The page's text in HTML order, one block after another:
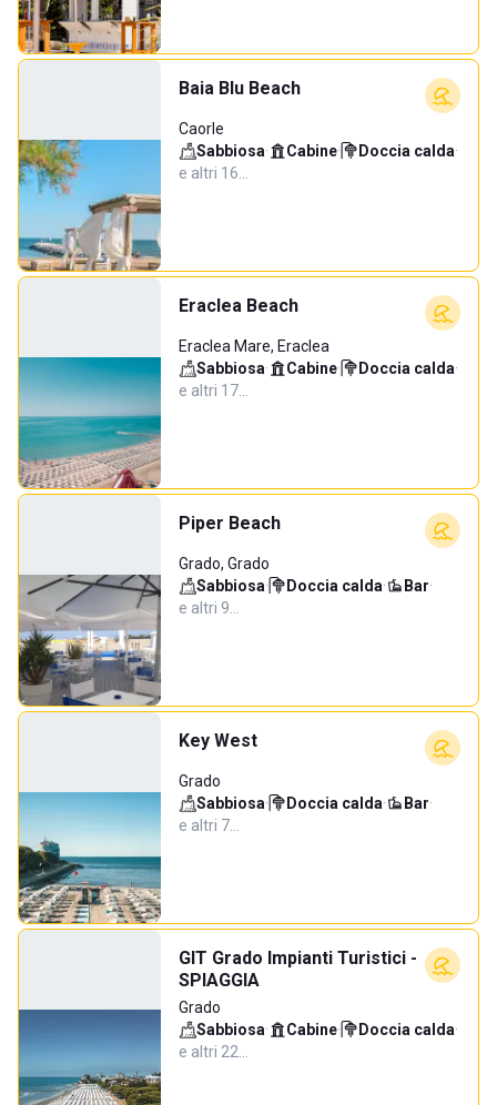
Baia Blu Beach
Caorle
Sabbiosa· Cabine· Doccia calda·
e altri 16…
Eraclea Beach
Eraclea Mare, Eraclea
Sabbiosa· Cabine· Doccia calda·
e altri 17…
Piper Beach
Grado, Grado
Sabbiosa· Doccia calda· Bar·
e altri 9…
Key West
Grado
Sabbiosa· Doccia calda· Bar·
e altri 7…
GIT Grado Impianti Turistici -
SPIAGGIA
Grado
Sabbiosa· Cabine· Doccia calda·
e altri 22…